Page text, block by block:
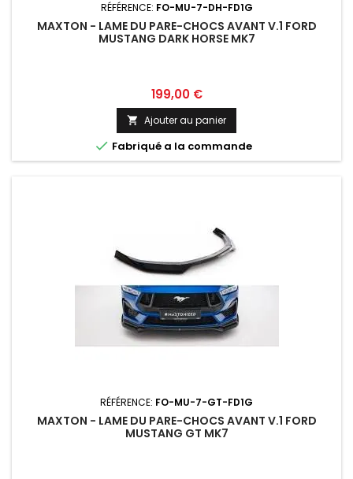
RÉFÉRENCE: FO-MU-7-DH-FD1G
MAXTON - LAME DU PARE-CHOCS AVANT V.1 FORD
MUSTANG DARK HORSE MK7
Prix
199,00 €
 Ajouter au panier
 Fabriqué a la commande
RÉFÉRENCE: FO-MU-7-GT-FD1G
MAXTON - LAME DU PARE-CHOCS AVANT V.1 FORD
MUSTANG GT MK7